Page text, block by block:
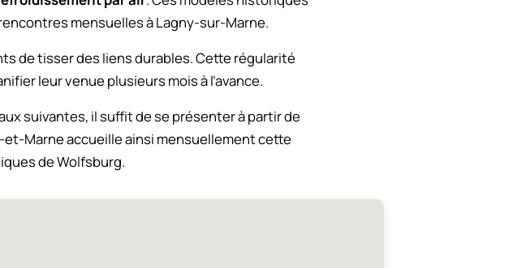
mensuelles à Lagny-sur-Marne.
de tisser des liens durables. Cette régularité
leur venue plusieurs mois à l’avance.
suivantes, il suffit de se présenter à partir de
et-Marne accueille ainsi mensuellement cette
de Wolfsburg.